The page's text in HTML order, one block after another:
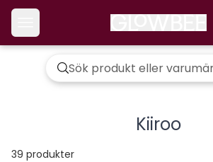
Kiiroo
39 produkter